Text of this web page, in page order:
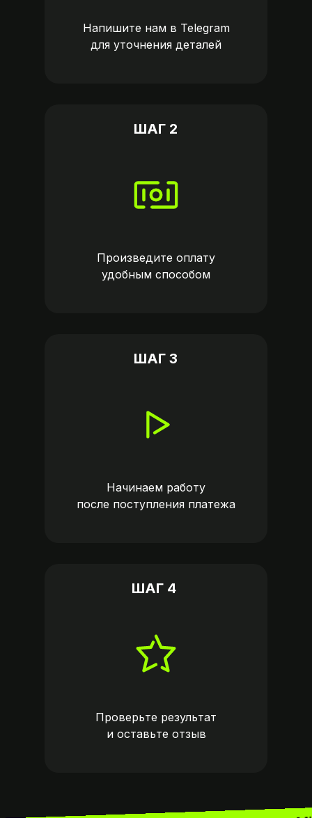
Произведите оплату
удобным способом
Начинаем работу
после поступления платежа
Проверьте результат
и оставьте отзыв
Напишите нам в Telegram
для уточнения деталей
ШАГ 2
ШАГ 3
ШАГ 4